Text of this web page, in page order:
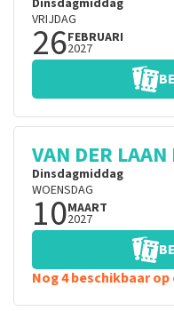
Dinsdagmiddag
VRIJDAG
26FEBRUARI
2027
VAN DER LAAN
Dinsdagmiddag
WOENSDAG
10MAART
2027
Nog 4 beschikbaar